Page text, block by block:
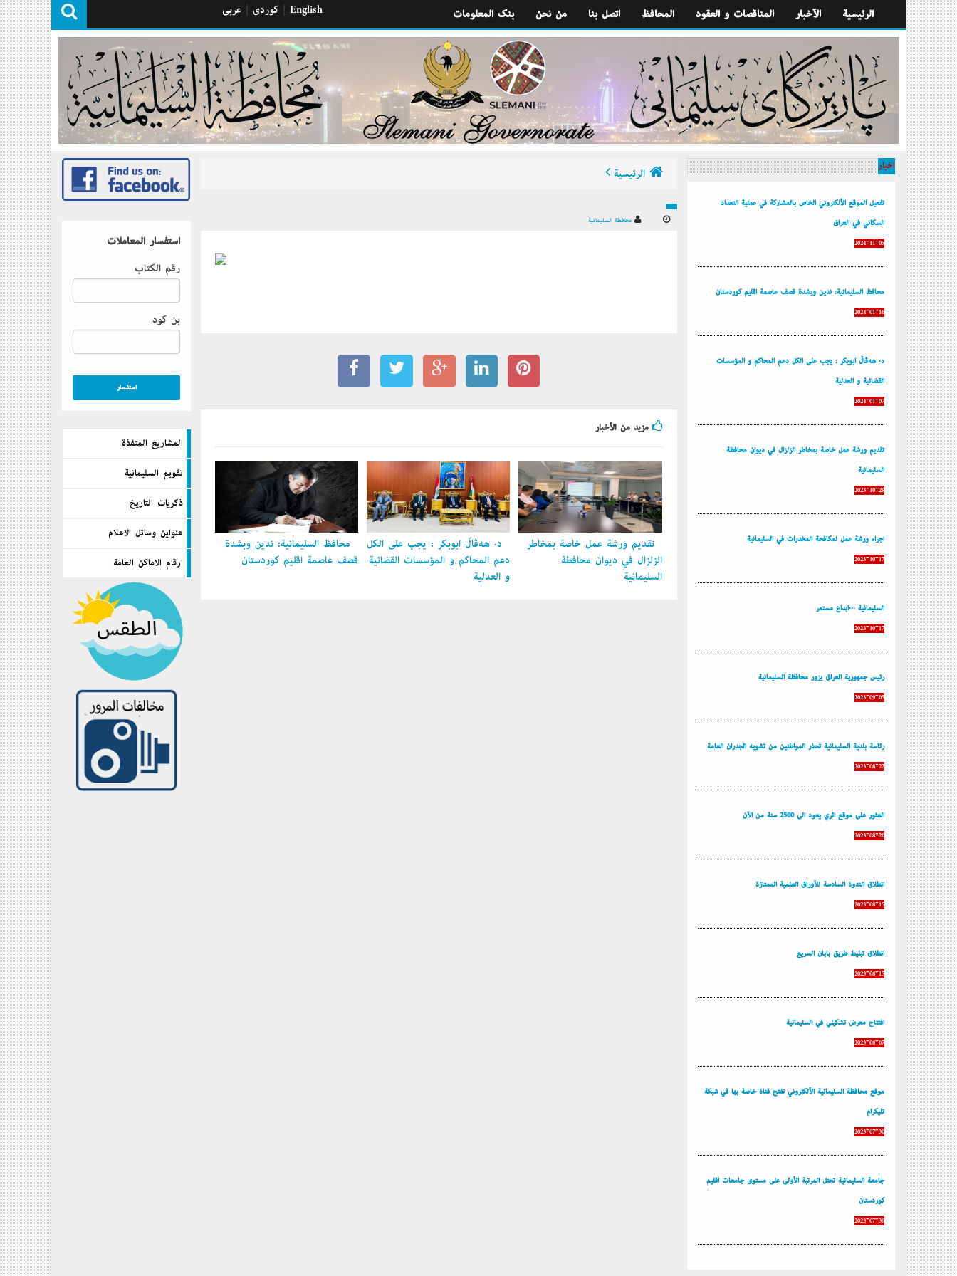
كوردی عربی English بنك المعلومات من نحن اتصل بنا المحافظ المناقصات و العقود الآخبار الرئيسية
استفسار المعاملات
رقم الكتاب
بن كود
المشاريع المنفذة
تقويم السليمانية
ذكريات التاريخ
عنواين وسائل الاعلام
ارقام الاماكن العامة
الرئيسية
محافظة السليمانية
مزيد من الأخبار
محافظ السليمانية: ندين وبشدة
قصف عاصمة إقليم كوردستان
د. هەڤاڵ أبوبكر : يجب على الكل
دعم المحاكم و المؤسسات القضائية
و العدلية
تقديم ورشة عمل خاصة بمخاطر
الزلزال في ديوان محافظة
السليمانية
أخبار
تفعيل الموقع الألكتروني الخاص بالمشاركة في عملية التعداد
السكاني في العراق
2024-11-05
محافظ السليمانية: ندين وبشدة قصف عاصمة إقليم كوردستان
2024-01-16
د. هەڤاڵ أبوبكر : يجب على الكل دعم المحاكم و المؤسسات
القضائية و العدلية
2024-01-07
تقديم ورشة عمل خاصة بمخاطر الزلزال في ديوان محافظة
السليمانية
2023-10-29
إجراء ورشة عمل لمكافحة المخدرات في السليمانية
2023-10-17
السليمانية ...إبداع مستمر
2023-10-17
رئيس جمهورية العراق يزور محافظة السليمانية
2023-09-05
رئاسة بلدية السليمانية تحذر المواطنين من تشويه الجدران العامة
2023-08-22
العثور على موقع أثري يعود إلى 2500 سنة من الآن
2023-08-20
إنطلاق الندوة السادسة للأوراق العلمية الممتازة
2023-08-15
إنطلاق تبليط طريق بابان السريع
2023-08-15
إفتتاح معرض تشكيلي في السليمانية
2023-08-07
موقع محافظة السليمانية الألكتروني تفتح قناة خاصة بها في شبكة
تليكرام
2023-07-30
جامعة السليمانية تحتل المرتبة الأولى على مستوى جامعات إقليم
كوردستان
2023-07-30